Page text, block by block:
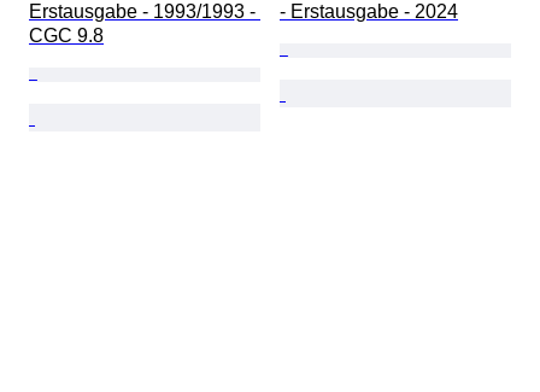
Erstausgabe - 1993/1993 -
CGC 9.8
- Erstausgabe - 2024